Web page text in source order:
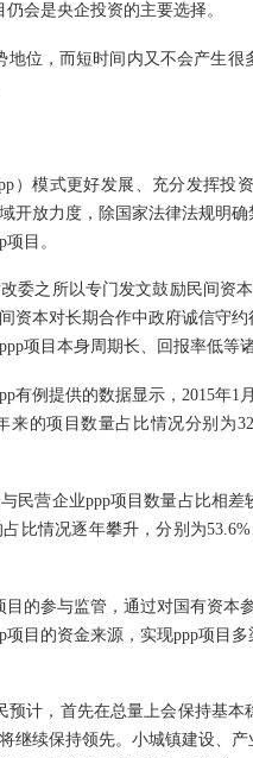
会是央企投资的主要选择。
地位，而短时间内又不会产生
）模式更好发展、充分发挥投
开放力度，除国家法律法规明
目。
委之所以专门发文鼓励民间资
资本对长期合作中政府诚信守
项目本身周期长、回报率低等
有例提供的数据显示，2015年1
的项目数量占比情况分别为
民营企业ppp项目数量占比相
比情况逐年攀升，分别为
目的参与监管，通过对国有资本
目的资金来源，实现ppp项目
预计，首先在总量上会保持基
继续保持领先。小城镇建设、